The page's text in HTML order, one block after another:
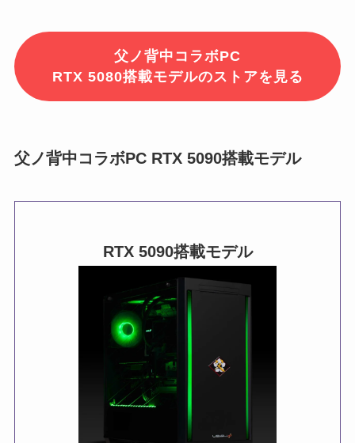
父ノ背中コラボPC
RTX 5080搭載モデルのストアを見る
父ノ背中コラボPC RTX 5090搭載モデル
RTX 5090搭載モデル